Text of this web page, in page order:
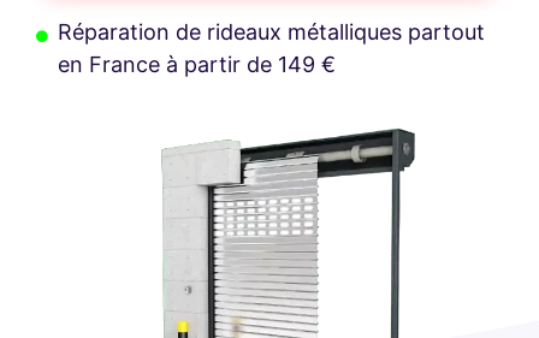
Réparation de rideaux métalliques partout
en France à partir de 149 €